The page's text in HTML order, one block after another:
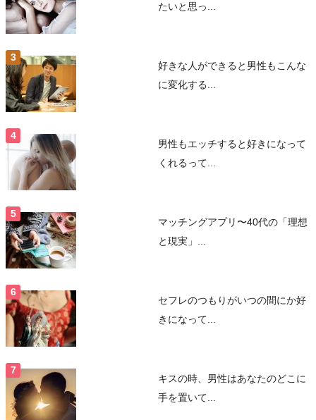
たいと思っ...
好きな人ができると男性もこんな
に変化する...
男性もエッチすると好きになって
くれるって...
マッチングアプリ〜40代の「理想
と現実」...
セフレのつもりがいつの間にか好
きになって...
キスの時、男性はあなたのどこに
手を置いて...